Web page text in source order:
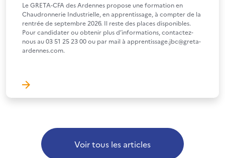
Le GRETA-CFA des Ardennes propose une formation en
Chaudronnerie Industrielle, en apprentissage, à compter de la
rentrée de septembre 2026. Il reste des places disponibles.
Pour candidater ou obtenir plus d’informations, contactez-
nous au 03 51 25 23 00 ou par mail à apprentissage.jbc@greta-
ardennes.com.
Voir tous les articles